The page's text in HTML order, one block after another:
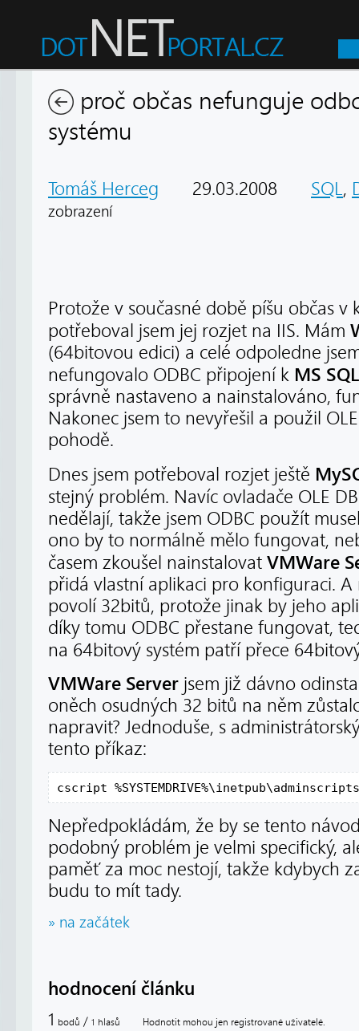
proč občas nefunguje
systému
Tomáš Herceg 29.03.2008 SQL,
zobrazení
Protože v současné době píšu občas v
potřeboval jsem jej rozjet na IIS. Mám
(64bitovou edici) a celé odpoledne
nefungovalo ODBC připojení k MS
správně nastaveno a nainstalováno,
Nakonec jsem to nevyřešil a použil
pohodě.
Dnes jsem potřeboval rozjet ještě
stejný problém. Navíc ovladače OLE
nedělají, takže jsem ODBC použít
ono by to normálně mělo fungovat,
časem zkoušel nainstalovat VMWare
přidá vlastní aplikaci pro konfiguraci. A
povolí 32bitů, protože jinak by jeho
díky tomu ODBC přestane fungovat,
na 64bitový systém patří přece
VMWare Server jsem již dávno
oněch osudných 32 bitů na něm
napravit? Jednoduše, s
tento příkaz:
cscript
Nepředpokládám, že by se tento
podobný problém je velmi specifický,
paměť za moc nestojí, takže kdybych
budu to mít tady.
» na začátek
hodnocení článku
1 bodů / 1 hlasů Hodnotit mohou jen registrované uživatelé.